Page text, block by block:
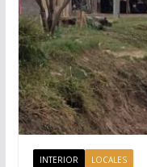
INTERIOR LOCALES